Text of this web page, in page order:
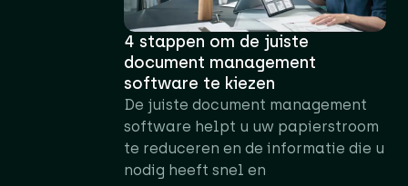
4 stappen om de juiste
document management
software te kiezen
De juiste document management
software helpt u uw papierstroom
te reduceren en de informatie die u
nodig heeft snel en